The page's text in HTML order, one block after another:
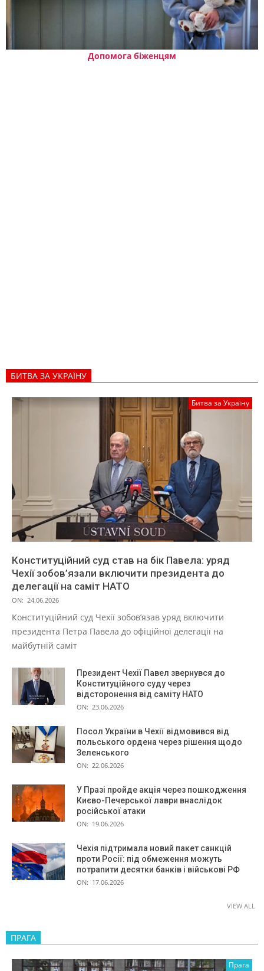
Допомога біженцям
БИТВА ЗА УКРАЇНУ
Битва за Україну
Конституційний суд став на бік Павела: уряд
Чехії зобов’язали включити президента до
делегації на саміт НАТО
ON: 24.06.2026
Конституційний суд Чехії зобов’язав уряд включити
президента Петра Павела до офіційної делегації на
майбутній саміт
Президент Чехії Павел звернувся до
Конституційного суду через
відсторонення від саміту НАТО
ON: 23.06.2026
Посол України в Чехії відмовився від
польського ордена через рішення щодо
Зеленського
ON: 22.06.2026
У Празі пройде акція через пошкодження
Києво-Печерської лаври внаслідок
російської атаки
ON: 19.06.2026
Чехія підтримала новий пакет санкцій
проти Росії: під обмеження можуть
потрапити десятки банків і військові РФ
ON: 17.06.2026
VIEW ALL
ПРАГА
Прага